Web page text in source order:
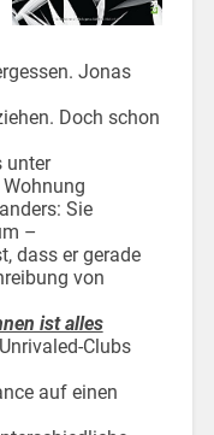
Jonas
Doch schon
unter
Sie
–
dass er gerade
von
ist alles
Clubs
auf einen